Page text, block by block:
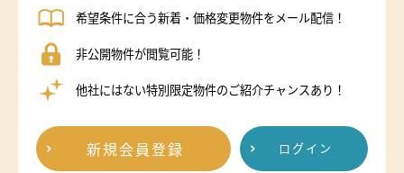
希望条件に合う新着・価格変更物件をメール配信！
非公開物件が閲覧可能！
他社にはない特別限定物件のご紹介チャンスあり！
新規会員登録 ログイン